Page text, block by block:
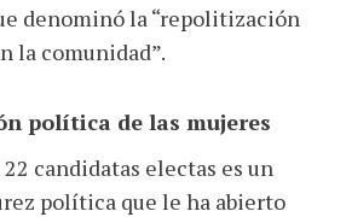
denominó la “repolitización
la comunidad”.
política de las mujeres
candidatas electas es un
política que le ha abierto